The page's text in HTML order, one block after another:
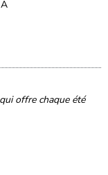
offre chaque été